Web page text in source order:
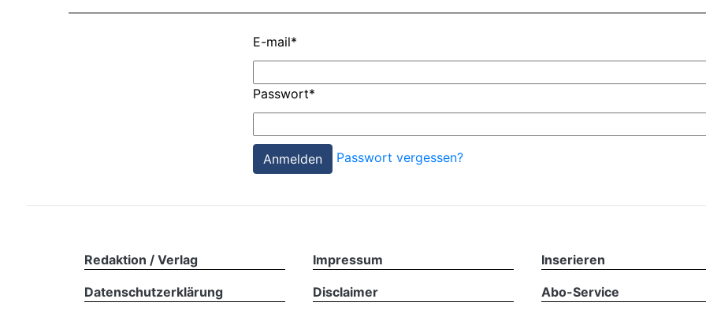
E-mail*
Passwort*
Passwort vergessen?
Redaktion / Verlag Impressum Inserieren
Datenschutzerklärung Disclaimer Abo-Service